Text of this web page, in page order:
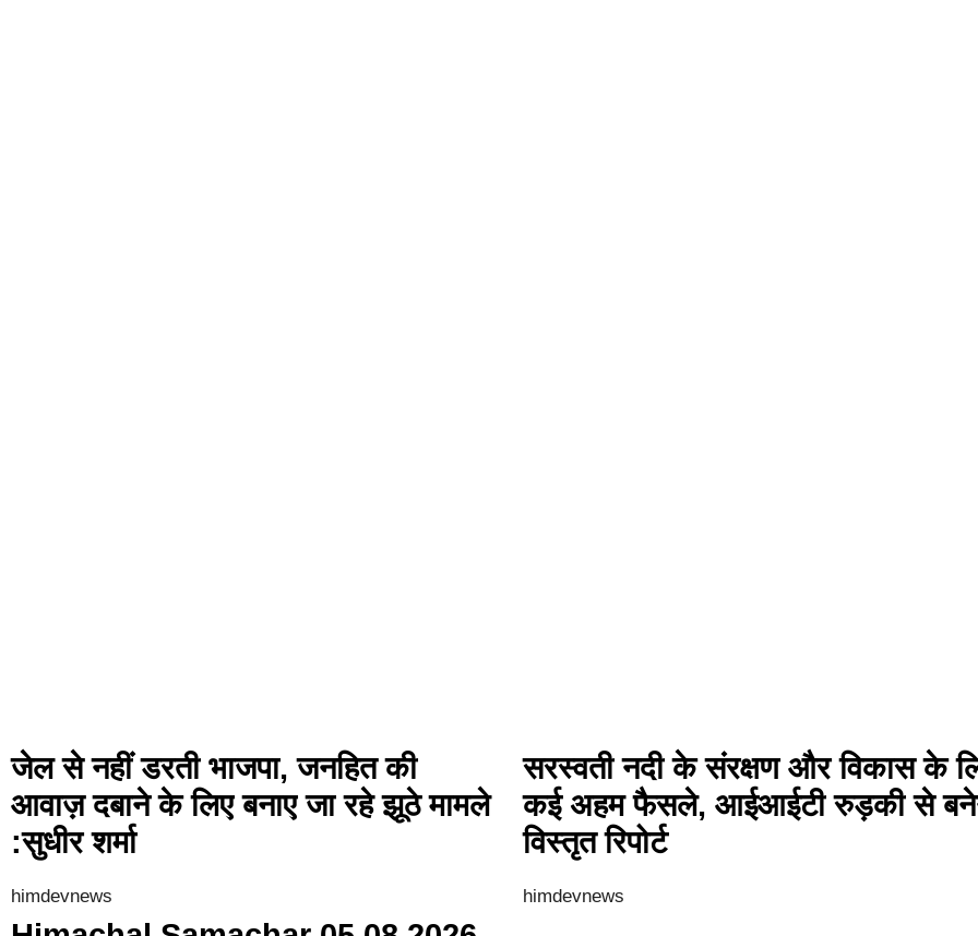
जेल से नहीं डरती भाजपा, जनहित की
आवाज़ दबाने के लिए बनाए जा रहे झूठे मामले
:सुधीर शर्मा
himdevnews
सरस्वती नदी के संरक्षण और विकास के
कई अहम फैसले, आईआईटी रुड़की से
विस्तृत रिपोर्ट
himdevnews